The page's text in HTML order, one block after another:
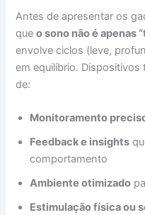
Antes de apresentar os
queo sono não é apenas
envolve ciclos (leve,
em equilíbrio.
de:
Monitoramento
Feedback e insights
comportamento
Ambiente otimizado
Estimulação física ou